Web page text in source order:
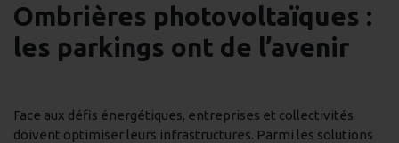
Ombrières photovoltaïques :
les parkings ont de l’avenir
Face aux défis énergétiques, entreprises et collectivités
doivent optimiser leurs infrastructures. Parmi les solutions